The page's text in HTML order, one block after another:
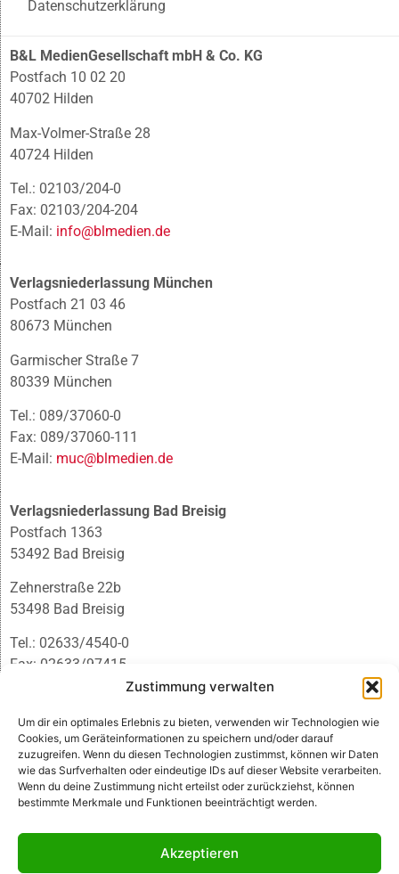
Zustimmung verwalten
Um dir ein optimales Erlebnis zu bieten, verwenden wir Technologien wie
Cookies, um Geräteinformationen zu speichern und/oder darauf
zuzugreifen. Wenn du diesen Technologien zustimmst, können wir Daten
wie das Surfverhalten oder eindeutige IDs auf dieser Website verarbeiten.
Wenn du deine Zustimmung nicht erteilst oder zurückziehst, können
bestimmte Merkmale und Funktionen beeinträchtigt werden.
Akzeptieren
Datenschutzerklärung
B&L MedienGesellschaft mbH & Co. KG
Postfach 10 02 20
40702 Hilden
Max-Volmer-Straße 28
40724 Hilden
Tel.: 02103/204-0
Fax: 02103/204-204
E-Mail: info@blmedien.de
Verlagsniederlassung München
Postfach 21 03 46
80673 München
Garmischer Straße 7
80339 München
Tel.: 089/37060-0
Fax: 089/37060-111
E-Mail: muc@blmedien.de
Verlagsniederlassung Bad Breisig
Postfach 1363
53492 Bad Breisig
Zehnerstraße 22b
53498 Bad Breisig
Tel.: 02633/4540-0
Fax: 02633/97415
infobb@blmedien.de